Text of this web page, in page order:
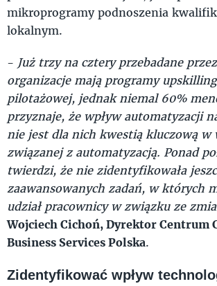
mikroprogramy podnoszenia
lokalnym.
- Już trzy na cztery przebadane
organizacje mają programy
pilotażowej, jednak niemal 60%
przyznaje, że wpływ automatyzacji
nie jest dla nich kwestią kluczową
związanej z automatyzacją. Ponad
twierdzi, że nie zidentyfikowała
zaawansowanych zadań, w których
udział pracownicy w związku ze
Wojciech Cichoń, Dyrektor Centrum
Business Services Polska.
Zidentyfikować wpływ